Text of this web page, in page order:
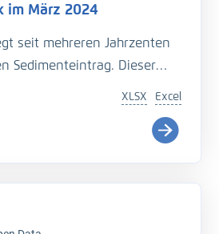
im März 2024
seit mehreren Jahrzenten
Sedimenteintrag. Dieser
die Schiffbarkeit des
des Hinterlandes führt. Das
Excel
XLSX